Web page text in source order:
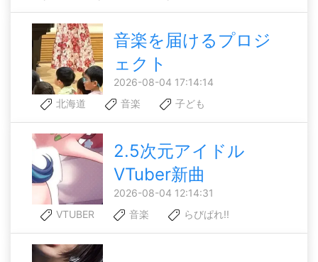
音楽を届けるプロジ
ェクト
2026-08-04 17:14:14
北海道
音楽 子ども
2.5次元アイドル
VTuber新曲
2026-08-04 12:14:31
VTUBER
音楽 らびぱれ!!